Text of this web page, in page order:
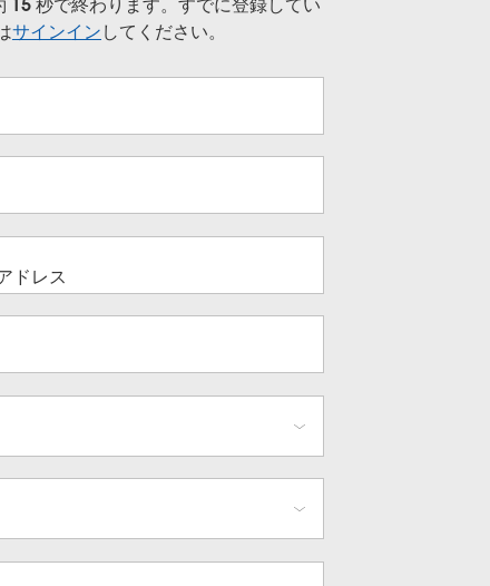
15 秒で終わります。すでに登録してい
サインインしてください。